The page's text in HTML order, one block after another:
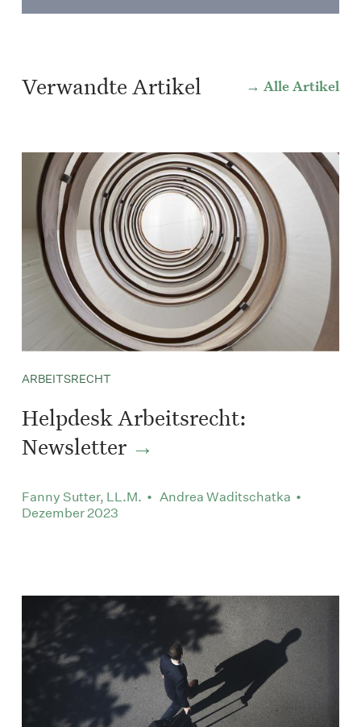
Verwandte Artikel Alle Artikel
ARBEITSRECHT
Helpdesk Arbeitsrecht:
Newsletter
Fanny Sutter, LL.M. • Andrea Waditschatka •
Dezember 2023